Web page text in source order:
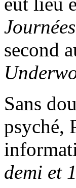
second
Sans
psyché,
demi et